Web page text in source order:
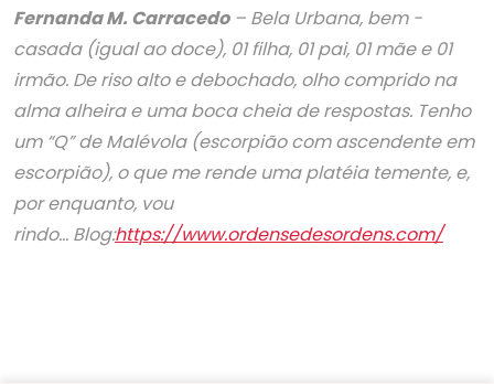
Fernanda M. Carracedo– Bela Urbana, bem -
casada (igual ao doce), 01 filha, 01 pai, 01 mãe e 01
irmão. De riso alto e debochado, olho comprido na
alma alheira e uma boca cheia de respostas. Tenho
um “Q” de Malévola (escorpião com ascendente em
escorpião), o que me rende uma platéia temente, e,
por enquanto, vou
rindo… Blog:https://www.ordensedesordens.com/